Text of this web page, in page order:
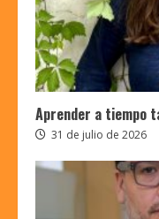
Aprender a tiempo
31 de julio de 2026